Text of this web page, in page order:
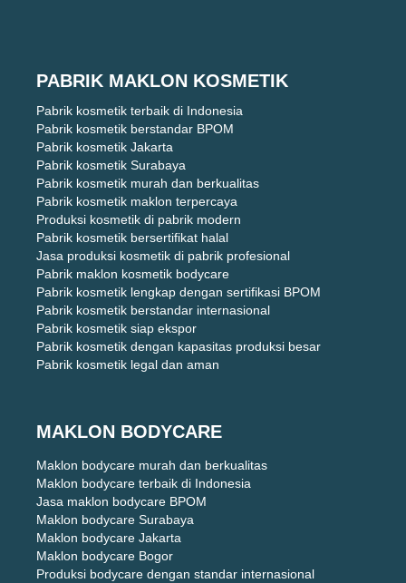
PABRIK MAKLON KOSMETIK
Pabrik kosmetik terbaik di Indonesia
Pabrik kosmetik berstandar BPOM
Pabrik kosmetik Jakarta
Pabrik kosmetik Surabaya
Pabrik kosmetik murah dan berkualitas
Pabrik kosmetik maklon terpercaya
Produksi kosmetik di pabrik modern
Pabrik kosmetik bersertifikat halal
Jasa produksi kosmetik di pabrik profesional
Pabrik maklon kosmetik bodycare
Pabrik kosmetik lengkap dengan sertifikasi BPOM
Pabrik kosmetik berstandar internasional
Pabrik kosmetik siap ekspor
Pabrik kosmetik dengan kapasitas produksi besar
Pabrik kosmetik legal dan aman
MAKLON BODYCARE
Maklon bodycare murah dan berkualitas
Maklon bodycare terbaik di Indonesia
Jasa maklon bodycare BPOM
Maklon bodycare Surabaya
Maklon bodycare Jakarta
Maklon bodycare Bogor
Produksi bodycare dengan standar internasional